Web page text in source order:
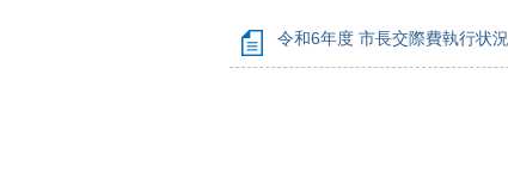
令和6年度 市長交際費執行状況